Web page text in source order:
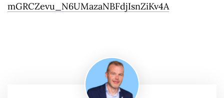
mGRCZevu_N6UMazaNBFdjIsnZiKv4A